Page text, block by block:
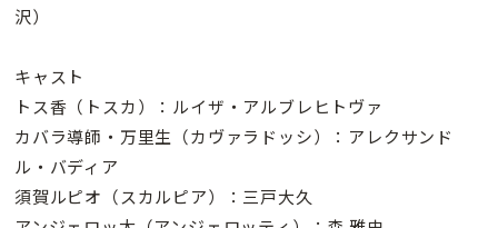
沢）
キャスト
トス香（トスカ）：ルイザ・アルブレヒトヴァ
カバラ導師・万里生（カヴァラドッシ）：アレクサンド
ル・バディア
須賀ルピオ（スカルピア）：三戸大久